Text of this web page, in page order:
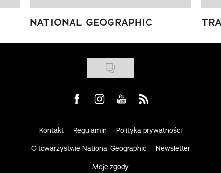
NATIONAL GEOGRAPHIC
Visit us on Facebook
Visit us on Instagram
Visit us on Youtube
Visit us on Rss
Kontakt Regulamin Polityka prywatności
O towarzystwie National Geographic Newsletter
Moje zgody